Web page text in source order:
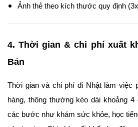
Ảnh thẻ theo kích thước quy định
4. Thời gian & chi phí xuất
Bản
Thời gian và chi phí đi Nhật làm việc
hàng, thông thường kéo dài khoảng
các bước như khám sức khỏe, học